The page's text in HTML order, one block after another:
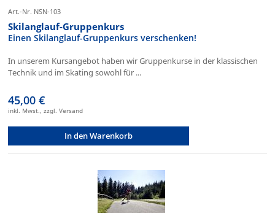
Art.-Nr. NSN-103
Skilanglauf-Gruppenkurs
Einen Skilanglauf-Gruppenkurs verschenken!
In unserem Kursangebot haben wir Gruppenkurse in der klassischen
Technik und im Skating sowohl für ...
45,00 €
inkl. Mwst., zzgl. Versand
In den Warenkorb